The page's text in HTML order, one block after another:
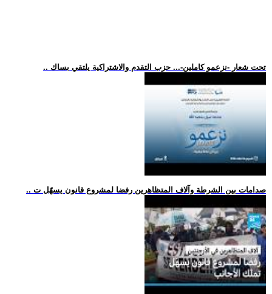
.. تحت شعار -نزعمو كاملين-... حزب التقدم والاشتراكية يلتقي بساك
.. صدامات بين الشرطة وآلاف المتظاهرين رفضا لمشروع قانون يسهّل ت